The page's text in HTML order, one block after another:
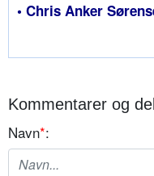
• Chris Anker
Kommentarer og
Navn*: